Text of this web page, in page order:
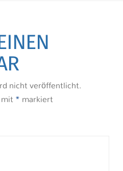
nicht veröffentlicht.
*markiert